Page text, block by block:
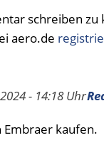
schreiben zu
aero.de
- 14:18 Uhr
Embraer kaufen.